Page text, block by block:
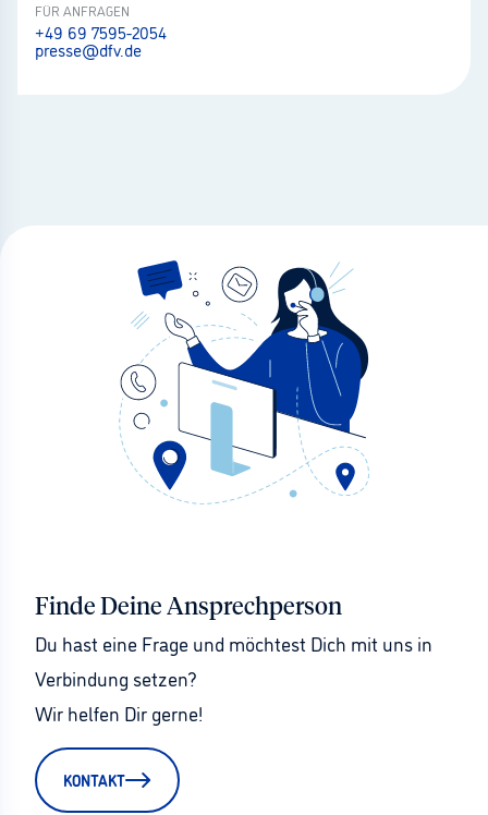
FÜR ANFRAGEN
+49 69 7595-2054
presse@dfv.de
Finde Deine Ansprechperson
Du hast eine Frage und möchtest Dich mit uns in
Verbindung setzen?
Wir helfen Dir gerne!
KONTAKT